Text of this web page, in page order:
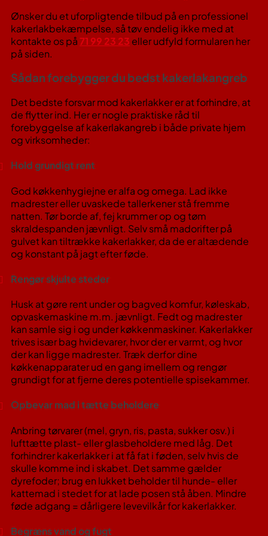
Ønsker du et uforpligtende tilbud på en professionel
kakerlakbekæmpelse, så tøv endelig ikke med at
kontakte os på71 99 23 23 eller udfyld formularen her
på siden.
Sådan forebygger du bedst kakerlakangreb
Det bedste forsvar mod kakerlakker er at forhindre, at
de flytter ind. Her er nogle praktiske råd til
forebyggelse af kakerlakangreb i både private hjem
og virksomheder:
Hold grundigt rent
God køkkenhygiejne er alfa og omega. Lad ikke
madrester eller uvaskede tallerkener stå fremme
natten. Tør borde af, fej krummer op og tøm
skraldespanden jævnligt. Selv små madorifter på
gulvet kan tiltrække kakerlakker, da de er altædende
og konstant på jagt efter føde.
Rengør skjulte steder
Husk at gøre rent under og bagved komfur, køleskab,
opvaskemaskine m.m. jævnligt. Fedt og madrester
kan samle sig i og under køkkenmaskiner. Kakerlakker
trives især bag hvidevarer, hvor der er varmt, og hvor
der kan ligge madrester​. Træk derfor dine
køkkenapparater ud en gang imellem og rengør
grundigt for at fjerne deres potentielle spisekammer.
Opbevar mad i tætte beholdere
Anbring tørvarer (mel, gryn, ris, pasta, sukker osv.) i
lufttætte plast- eller glasbeholdere med låg​. Det
forhindrer kakerlakker i at få fat i føden, selv hvis de
skulle komme ind i skabet. Det samme gælder
dyrefoder; brug en lukket beholder til hunde- eller
kattemad i stedet for at lade posen stå åben. Mindre
føde adgang = dårligere levevilkår for kakerlakker.
Begræns vand og fugt